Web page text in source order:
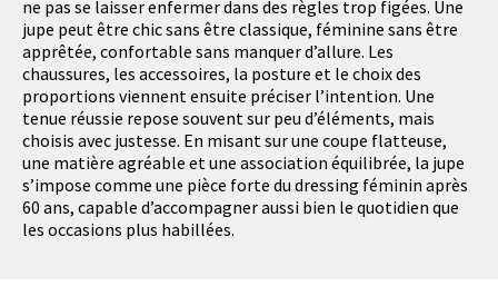
ne pas se laisser enfermer dans des règles trop figées. Une
jupe peut être chic sans être classique, féminine sans être
apprêtée, confortable sans manquer d’allure. Les
chaussures, les accessoires, la posture et le choix des
proportions viennent ensuite préciser l’intention. Une
tenue réussie repose souvent sur peu d’éléments, mais
choisis avec justesse. En misant sur une coupe flatteuse,
une matière agréable et une association équilibrée, la jupe
s’impose comme une pièce forte du dressing féminin après
60 ans, capable d’accompagner aussi bien le quotidien que
les occasions plus habillées.